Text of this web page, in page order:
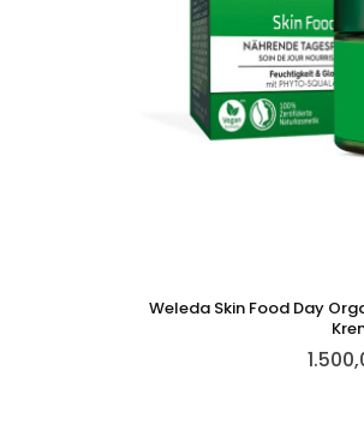
Weleda Skin Food Day